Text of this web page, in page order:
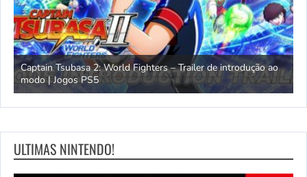
Captain Tsubasa 2: World Fighters – Trailer de introdução ao
modo | Jogos PS5
ULTIMAS NINTENDO!